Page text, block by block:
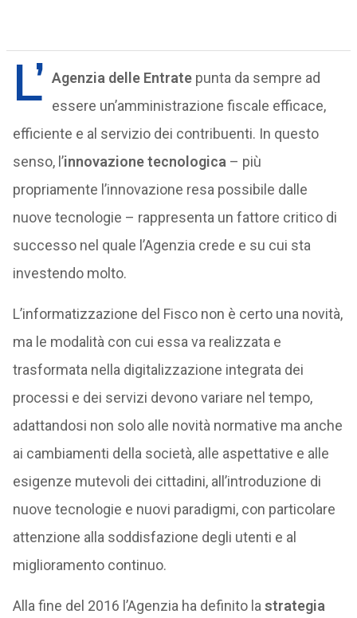
L’ Agenzia delle Entrate punta da sempre ad
essere un’amministrazione fiscale efficace,
efficiente e al servizio dei contribuenti. In questo
senso, l’innovazione tecnologica – più
propriamente l’innovazione resa possibile dalle
nuove tecnologie – rappresenta un fattore critico di
successo nel quale l’Agenzia crede e su cui sta
investendo molto.
L’informatizzazione del Fisco non è certo una novità,
ma le modalità con cui essa va realizzata e
trasformata nella digitalizzazione integrata dei
processi e dei servizi devono variare nel tempo,
adattandosi non solo alle novità normative ma anche
ai cambiamenti della società, alle aspettative e alle
esigenze mutevoli dei cittadini, all’introduzione di
nuove tecnologie e nuovi paradigmi, con particolare
attenzione alla soddisfazione degli utenti e al
miglioramento continuo.
Alla fine del 2016 l’Agenzia ha definito la strategia